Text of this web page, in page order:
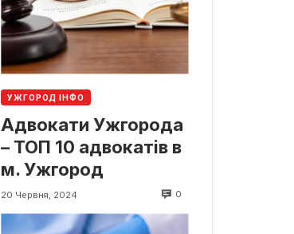
УЖГОРОД ІНФО
Адвокати Ужгорода
– ТОП 10 адвокатів в
м. Ужгород
20 Червня, 2024 0